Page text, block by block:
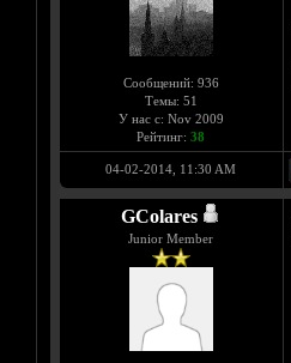
Сообщений: 936
Темы: 51
У нас с: Nov 2009
Рейтинг: 38
04-02-2014, 11:30 AM
GColares
Junior Member